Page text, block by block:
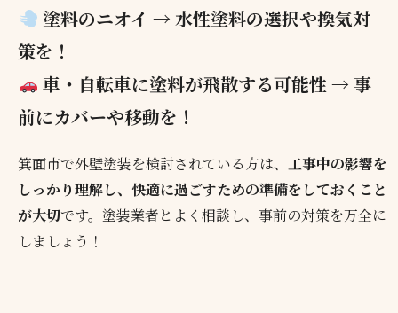
塗料のニオイ → 水性塗料の選択や換気対
策を！
車・自転車に塗料が飛散する可能性 → 事
前にカバーや移動を！
箕面市で外壁塗装を検討されている方は、工事中の影響を
しっかり理解し、快適に過ごすための準備をしておくこと
が大切です。塗装業者とよく相談し、事前の対策を万全に
しましょう！